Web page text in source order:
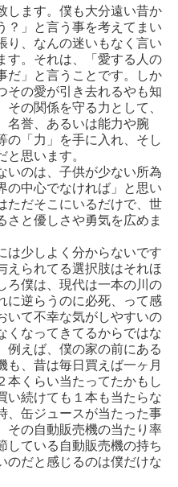
します。僕も大分遠い昔か
？」と言う事を考えてまい
り、なんの迷いもなく言い
す。それは、「愛する人の
だ」と言うことです。しか
その愛が引き去れるやも知
の関係を守る力として、
名誉、あるいは能力や腕
の「力」を手に入れ、そし
思います。
いのは、子供が少ない所為
の中心でなければ」と思い
ただそこにいるだけで、世
さと優しさや勇気を広めま
は少しよく分からないです
えられてる選択肢はそれほ
ろ僕は、現代は一本の川の
に逆らうのに必死、って感
いて不幸な気がしやすいの
くなってきてるからではな
例えば、僕の家の前にある
も、昔は毎日買えば一ヶ月
本くらい当たってたかもし
い続けても１本も当たらな
、缶ジュースが当たった事
その自動販売機の当たり率
している自動販売機の持ち
のだと感じるのは僕だけな